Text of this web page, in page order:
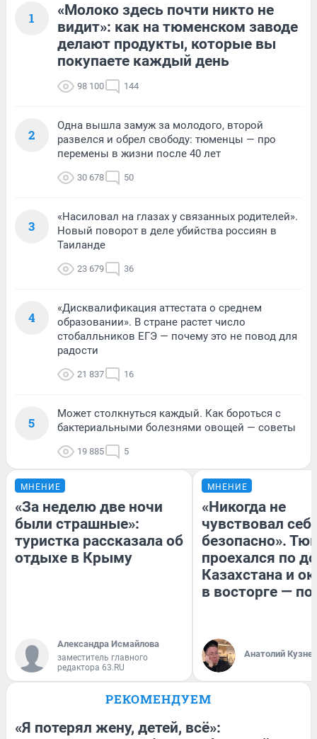
1
«Молоко здесь почти никто не
видит»: как на тюменском заводе
делают продукты, которые вы
покупаете каждый день
98 100 144
2
Одна вышла замуж за молодого, второй
развелся и обрел свободу: тюменцы — про
перемены в жизни после 40 лет
30 678 50
3
«Насиловал на глазах у связанных родителей».
Новый поворот в деле убийства россиян в
Таиланде
23 679 36
4
«Дисквалификация аттестата о среднем
образовании». В стране растет число
стобалльников ЕГЭ — почему это не повод для
радости
21 837 16
5
Может столкнуться каждый. Как бороться с
бактериальными болезнями овощей — советы
19 885 5
МНЕНИЕ
«За неделю две ночи
были страшные»:
туристка рассказала об
отдыхе в Крыму
Александра Исмайлова
заместитель главного
редактора 63.RU
МНЕНИЕ
«Никогда не
чувствовал
безопасно».
проехался по
Казахстана и
в восторге —
Анатолий
РЕКОМЕНДУЕМ
«Я потерял жену, детей, всё»: